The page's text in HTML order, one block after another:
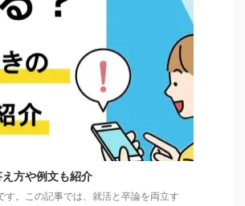
方や例文も紹介
。この記事では、就活と卒論を両立す